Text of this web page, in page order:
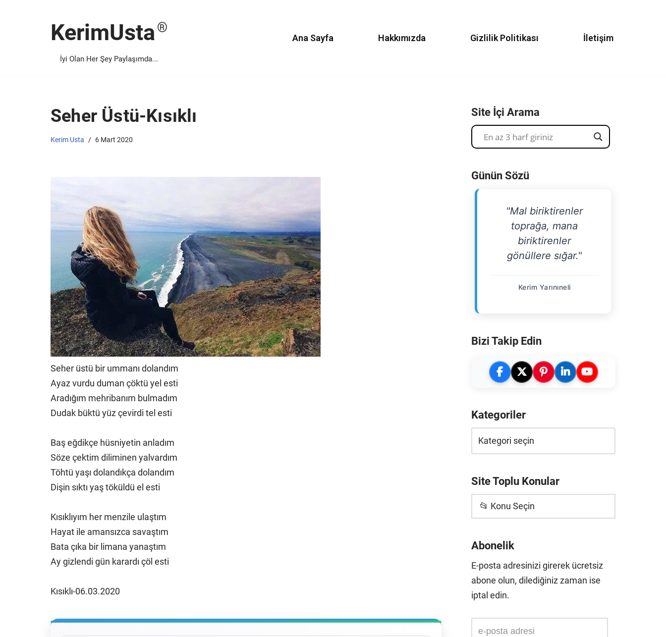
KerimUsta
İyi Olan Her Şey Paylaşımda...
Ana Sayfa Hakkımızda Gizlilik Politikası İletişim
Seher Üstü-Kısıklı
Kerim Usta 6 Mart 2020
Seher üstü bir ummanı dolandım
Ayaz vurdu duman çöktü yel esti
Aradığım mehribanım bulmadım
Dudak büktü yüz çevirdi tel esti
Baş eğdikçe hüsniyetin anladım
Söze çektim diliminen yalvardım
Töhtü yaşı dolandıkça dolandım
Dişin sıktı yaş töküldü el esti
Kısıklıyım her menzile ulaştım
Hayat ile amansızca savaştım
Bata çıka bir limana yanaştım
Ay gizlendi gün karardı çöl esti
Kısıklı-06.03.2020
Site İçi Arama
Günün Sözü
"Mal biriktirenler
toprağa, mana
biriktirenler
gönüllere sığar."
Kerim Yarınıneli
Bizi Takip Edin
Kategoriler
Site Toplu Konular
📂 Konu Seçin
Abonelik
E-posta adresinizi girerek ücretsiz
abone olun, dilediğiniz zaman ise
iptal edin.